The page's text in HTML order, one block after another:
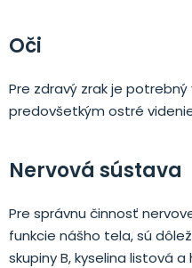
Oči
Pre zdravý zrak je
predovšetkým ostré
Nervová sústava
Pre správnu činnosť
funkcie nášho tela, sú
skupiny B, kyselina listová a